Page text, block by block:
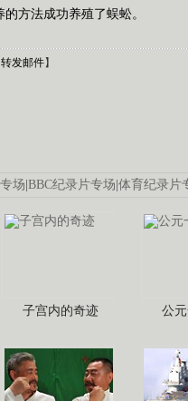
方法成功养殖了蜈蚣。
转发邮件】
场 BBC纪录片专场 体育纪录片
子宫内的奇迹 公